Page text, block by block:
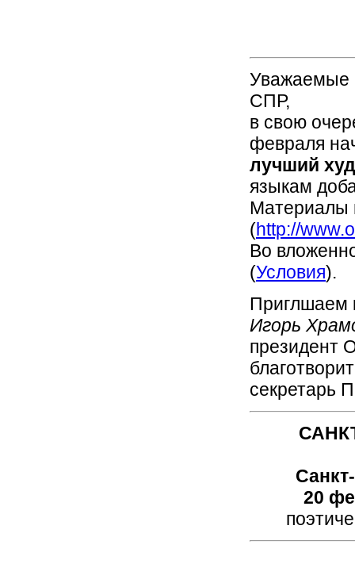
Уважаемые
СПР,
в свою
февраля
лучший
языкам
Материалы
(http://
Во
(Условия).
Приглшаем
Игорь
президент
секретарь
20